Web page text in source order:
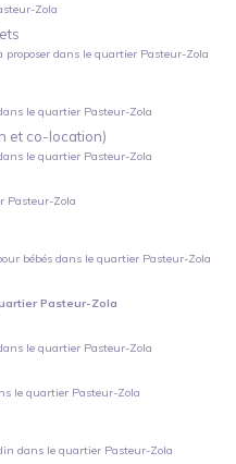
Zola
proposer dans le quartier Pasteur-Zola
le quartier Pasteur-Zola
et co-location)
le quartier Pasteur-Zola
Pasteur-Zola
bébés dans le quartier Pasteur-Zola
Pasteur-Zola
le quartier Pasteur-Zola
le quartier Pasteur-Zola
dans le quartier Pasteur-Zola